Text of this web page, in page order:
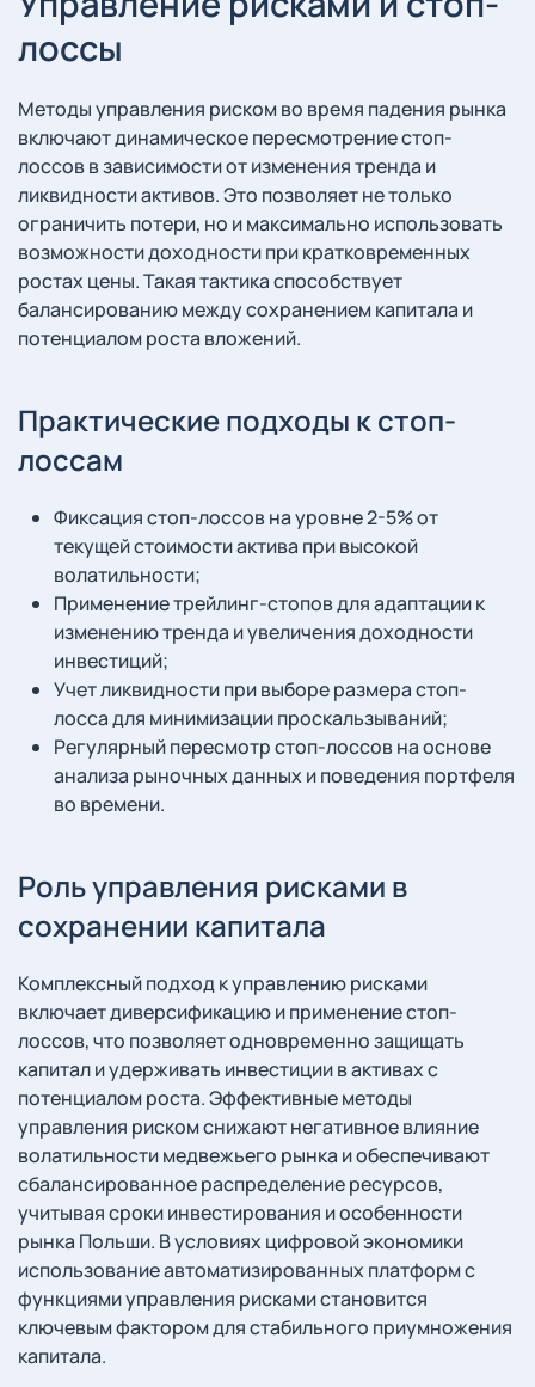
лоссы
Методы управления риском во время падения рынка
включают динамическое пересмотрение стоп-
лоссов в зависимости от изменения тренда и
ликвидности активов. Это позволяет не только
ограничить потери, но и максимально использовать
возможности доходности при кратковременных
ростах цены. Такая тактика способствует
балансированию между сохранением капитала и
потенциалом роста вложений.
Практические подходы к стоп-
лоссам
Фиксация стоп-лоссов на уровне 2-5% от
текущей стоимости актива при высокой
волатильности;
Применение трейлинг-стопов для адаптации к
изменению тренда и увеличения доходности
инвестиций;
Учет ликвидности при выборе размера стоп-
лосса для минимизации проскальзываний;
Регулярный пересмотр стоп-лоссов на основе
анализа рыночных данных и поведения портфеля
во времени.
Роль управления рисками в
сохранении капитала
Комплексный подход к управлению рисками
включает диверсификацию и применение стоп-
лоссов, что позволяет одновременно защищать
капитал и удерживать инвестиции в активах с
потенциалом роста. Эффективные методы
управления риском снижают негативное влияние
волатильности медвежьего рынка и обеспечивают
сбалансированное распределение ресурсов,
учитывая сроки инвестирования и особенности
рынка Польши. В условиях цифровой экономики
использование автоматизированных платформ с
функциями управления рисками становится
ключевым фактором для стабильного приумножения
капитала.